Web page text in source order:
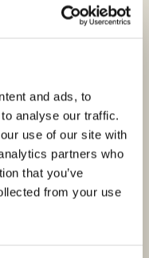
and ads, to
analyse our traffic.
use of our site with
partners who
that you’ve
from your use
zemljišta (m²) : 60
Šibenik, smješten u
metara od mora.